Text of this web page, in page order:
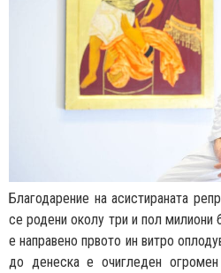
Благодарение на асистираната
се родени околу три и пол милиони
е направено првото ин витро
до денеска е очигледен